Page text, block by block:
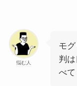
悩む人
モ
判
べ